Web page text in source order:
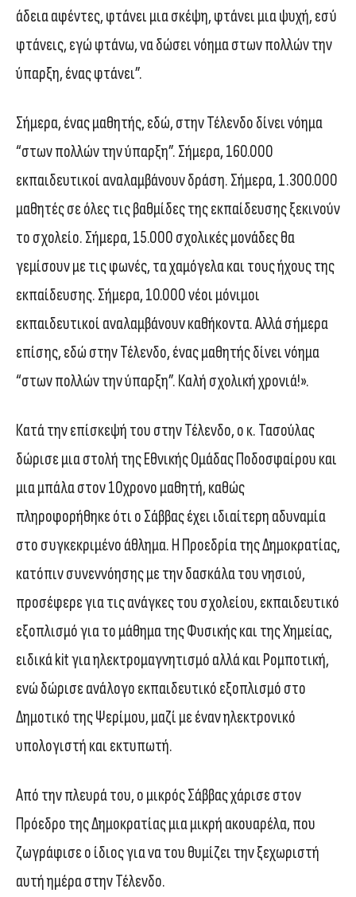
άδεια αφέντες, φτάνει μια σκέψη, φτάνει μια ψυχή, εσύ
φτάνεις, εγώ φτάνω, να δώσει νόημα στων πολλών την
ύπαρξη, ένας φτάνει”.
Σήμερα, ένας μαθητής, εδώ, στην Τέλενδο δίνει νόημα
“στων πολλών την ύπαρξη”. Σήμερα, 160.000
εκπαιδευτικοί αναλαμβάνουν δράση. Σήμερα, 1.300.000
μαθητές σε όλες τις βαθμίδες της εκπαίδευσης ξεκινούν
το σχολείο. Σήμερα, 15.000 σχολικές μονάδες θα
γεμίσουν με τις φωνές, τα χαμόγελα και τους ήχους της
εκπαίδευσης. Σήμερα, 10.000 νέοι μόνιμοι
εκπαιδευτικοί αναλαμβάνουν καθήκοντα. Αλλά σήμερα
επίσης, εδώ στην Τέλενδο, ένας μαθητής δίνει νόημα
“στων πολλών την ύπαρξη”. Καλή σχολική χρονιά!».
Κατά την επίσκεψή του στην Τέλενδο, ο κ. Τασούλας
δώρισε μια στολή της Εθνικής Ομάδας Ποδοσφαίρου και
μια μπάλα στον 10χρονο μαθητή, καθώς
πληροφορήθηκε ότι ο Σάββας έχει ιδιαίτερη αδυναμία
στο συγκεκριμένο άθλημα. Η Προεδρία της Δημοκρατίας,
κατόπιν συνεννόησης με την δασκάλα του νησιού,
προσέφερε για τις ανάγκες του σχολείου, εκπαιδευτικό
εξοπλισμό για το μάθημα της Φυσικής και της Χημείας,
ειδικά kit για ηλεκτρομαγνητισμό αλλά και Ρομποτική,
ενώ δώρισε ανάλογο εκπαιδευτικό εξοπλισμό στο
Δημοτικό της Ψερίμου, μαζί με έναν ηλεκτρονικό
υπολογιστή και εκτυπωτή.
Από την πλευρά του, ο μικρός Σάββας χάρισε στον
Πρόεδρο της Δημοκρατίας μια μικρή ακουαρέλα, που
ζωγράφισε ο ίδιος για να του θυμίζει την ξεχωριστή
αυτή ημέρα στην Τέλενδο.